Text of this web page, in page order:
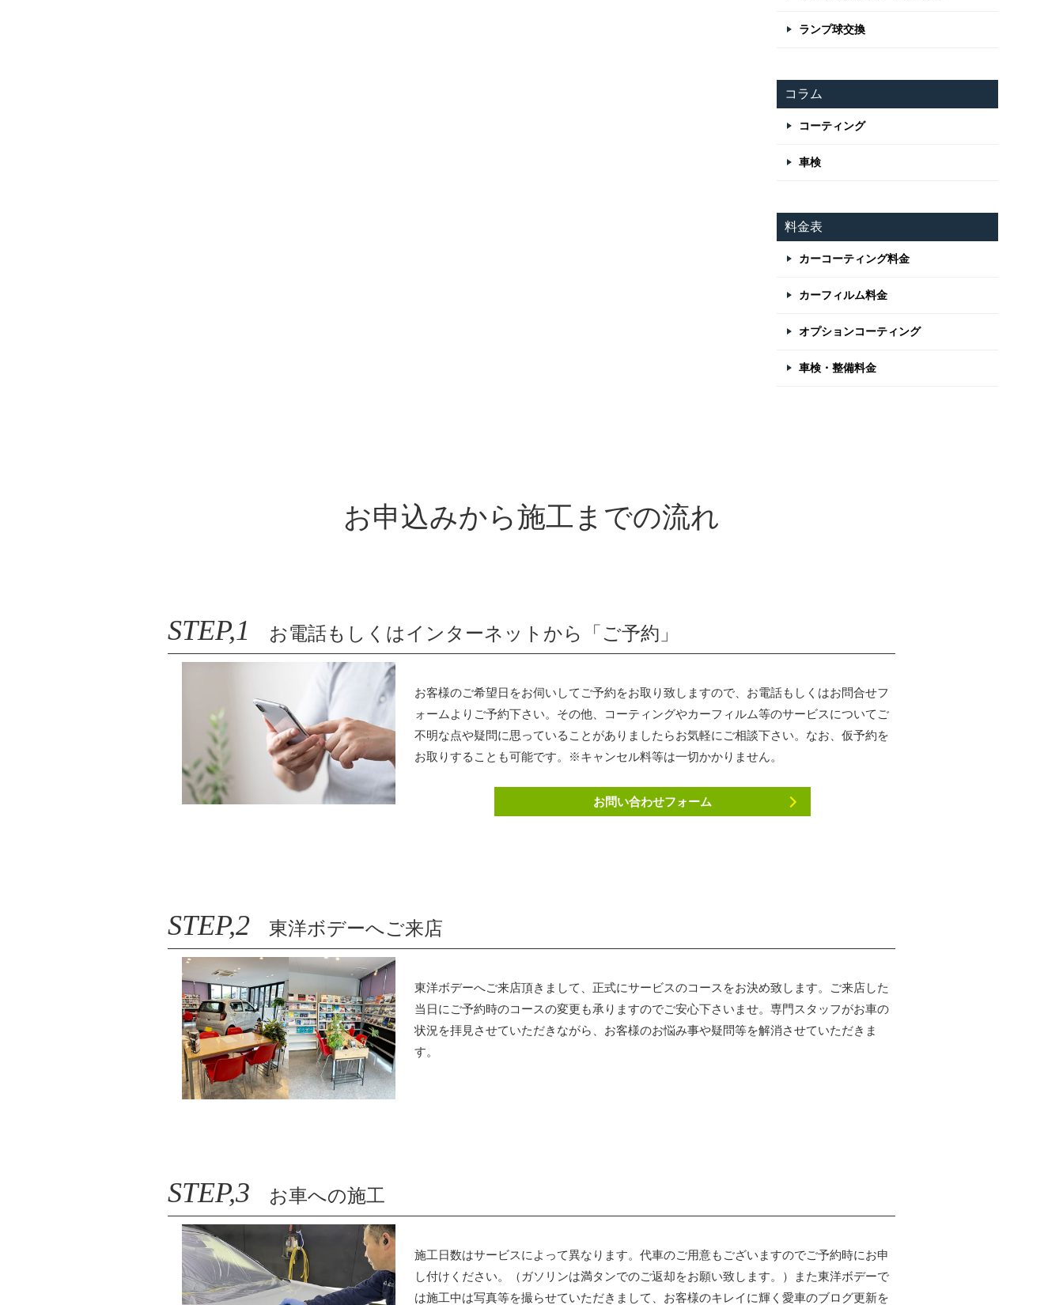
ランプ球交換
コラム
コーティング
車検
料金表
カーコーティング料金
カーフィルム料金
オプションコーティング
車検・整備料金
お申込みから施工までの流れ
STEP,1 お電話もしくはインターネットから「ご予約」
お客様のご希望日をお伺いしてご予約をお取り致しますので、お電話もしくはお問合せフ
ォームよりご予約下さい。その他、コーティングやカーフィルム等のサービスについてご
不明な点や疑問に思っていることがありましたらお気軽にご相談下さい。なお、仮予約を
お取りすることも可能です。※キャンセル料等は一切かかりません。
お問い合わせフォーム
STEP,2 東洋ボデーへご来店
東洋ボデーへご来店頂きまして、正式にサービスのコースをお決め致します。ご来店した
当日にご予約時のコースの変更も承りますのでご安心下さいませ。専門スタッフがお車の
状況を拝見させていただきながら、お客様のお悩み事や疑問等を解消させていただきま
す。
STEP,3 お車への施工
施工日数はサービスによって異なります。代車のご用意もございますのでご予約時にお申
し付けください。（ガソリンは満タンでのご返却をお願い致します。）また東洋ボデーで
は施工中は写真等を撮らせていただきまして、お客様のキレイに輝く愛車のブログ更新を